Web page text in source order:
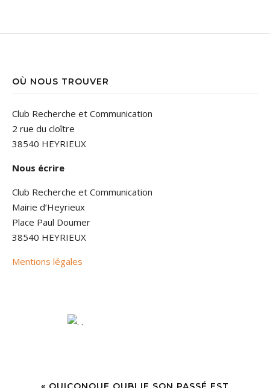
OÙ NOUS TROUVER
Club Recherche et Communication
2 rue du cloître
38540 HEYRIEUX
Nous écrire
Club Recherche et Communication
Mairie d’Heyrieux
Place Paul Doumer
38540 HEYRIEUX
Mentions légales